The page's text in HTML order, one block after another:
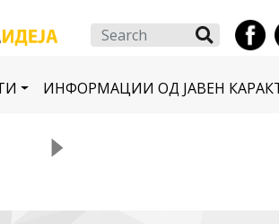
Search
ИНФОРМАЦИИ ОД ЈАВЕН